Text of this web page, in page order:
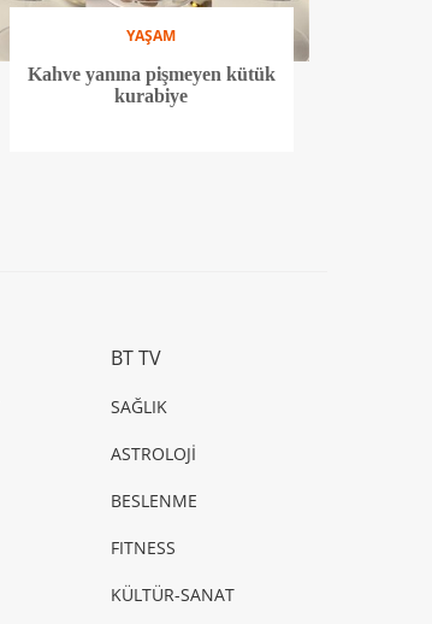
YAŞAM
Kahve yanına pişmeyen kütük
kurabiye
BT TV
SAĞLIK
ASTROLOJİ
BESLENME
FITNESS
KÜLTÜR-SANAT